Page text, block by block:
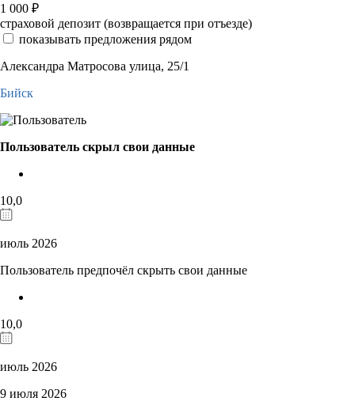
1 000 ₽
страховой депозит (возвращается при отъезде)
показывать предложения рядом
Александра Матросова улица, 25/1
Бийск
Пользователь скрыл свои данные
10,0
июль 2026
Пользователь предпочёл скрыть свои данные
10,0
июль 2026
9 июля 2026